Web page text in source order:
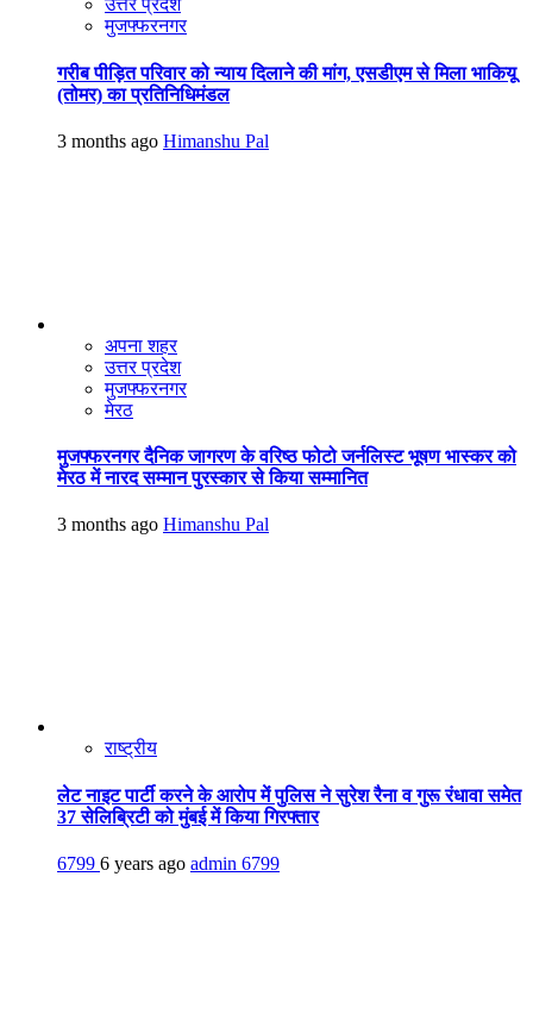
उत्तर प्रदेश
मुजफ्फरनगर
गरीब पीड़ित परिवार को न्याय दिलाने की मांग, एसडीएम से मिला भाकियू
(तोमर) का प्रतिनिधिमंडल
3 months ago Himanshu Pal
अपना शहर
उत्तर प्रदेश
मुजफ्फरनगर
मेरठ
मुजफ्फरनगर दैनिक जागरण के वरिष्ठ फोटो जर्नलिस्ट भूषण भास्कर को
मेरठ में नारद सम्मान पुरस्कार से किया सम्मानित
3 months ago Himanshu Pal
राष्ट्रीय
लेट नाइट पार्टी करने के आरोप में पुलिस ने सुरेश रैना व गुरू रंधावा समेत
37 सेलिब्रिटी को मुंबई में किया गिरफ्तार
6799 6 years ago admin 6799